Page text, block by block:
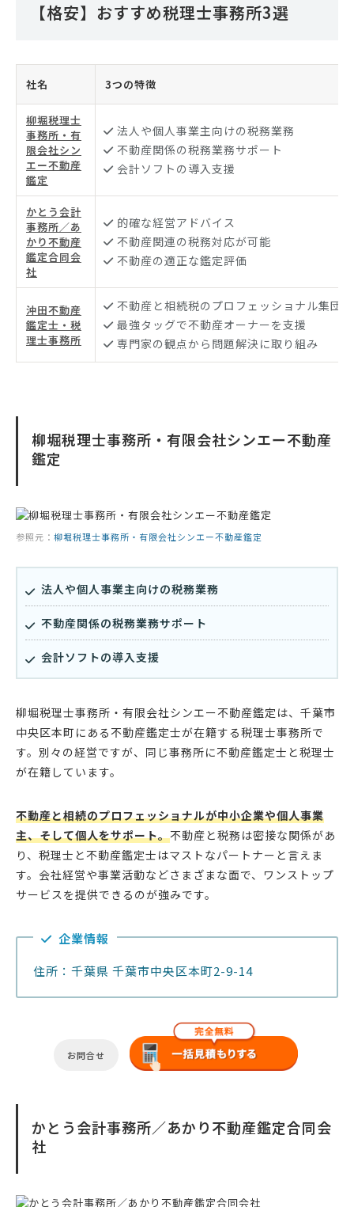
【格安】おすすめ税理士事務所3選
社名 3つの特徴
柳堀税理士
事務所・有
限会社シン
エー不動産
鑑定
法人や個人事業主向けの税務業務
不動産関係の税務業務サポート
会計ソフトの導入支援
かとう会計
事務所／あ
かり不動産
鑑定合同会
社
的確な経営アドバイス
不動産関連の税務対応が可能
不動産の適正な鑑定評価
沖田不動産
鑑定士・税
理士事務所
不動産と相続税のプロフェッショナル集団
最強タッグで不動産オーナーを支援
専門家の観点から問題解決に取り組み
柳堀税理士事務所・有限会社シンエー不動産
鑑定
参照元： 柳堀税理士事務所・有限会社シンエー不動産鑑定
法人や個人事業主向けの税務業務
不動産関係の税務業務サポート
会計ソフトの導入支援
柳堀税理士事務所・有限会社シンエー不動産鑑定は、千葉市
中央区本町にある不動産鑑定士が在籍する税理士事務所で
す。別々の経営ですが、同じ事務所に不動産鑑定士と税理士
が在籍しています。
不動産と相続のプロフェッショナルが中小企業や個人事業
主、そして個人をサポート。不動産と税務は密接な関係があ
り、税理士と不動産鑑定士はマストなパートナーと言えま
す。会社経営や事業活動などさまざまな面で、ワンストップ
サービスを提供できるのが強みです。
企業情報
住所：千葉県 千葉市中央区本町2-9-14
お問合せ
かとう会計事務所／あかり不動産鑑定合同会
社